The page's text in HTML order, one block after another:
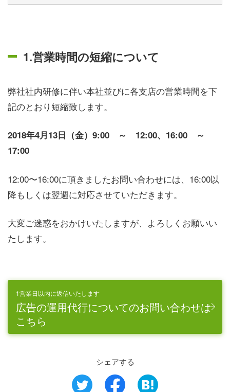
1.営業時間の短縮について
弊社社内研修に伴い本社並びに各支店の営業時間を下
記のとおり短縮致します。
2018年4月13日（金）9:00 ～ 12:00、16:00 ～
17:00
12:00〜16:00に頂きましたお問い合わせには、16:00以
降もしくは翌週に対応させていただきます。
大変ご迷惑をおかけいたしますが、よろしくお願いい
たします。
1営業日以内に返信いたします
広告の運用代行についてのお問い合わせは
こちら
シェアする